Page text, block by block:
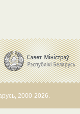
2000-2026.